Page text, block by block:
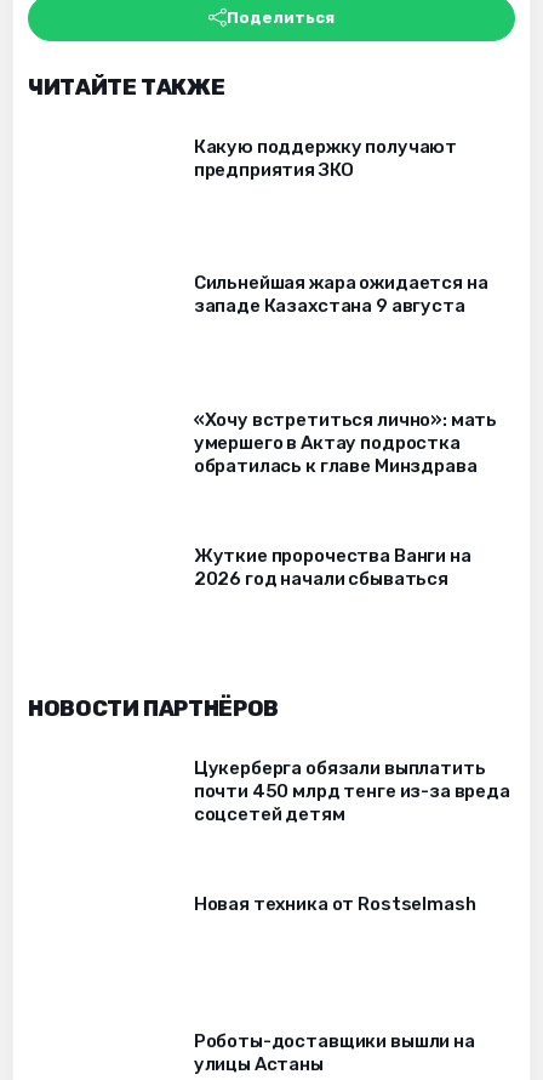
Поделиться
ЧИТАЙТЕ ТАКЖЕ
Какую поддержку получают
предприятия ЗКО
Сильнейшая жара ожидается на
западе Казахстана 9 августа
«Хочу встретиться лично»: мать
умершего в Актау подростка
обратилась к главе Минздрава
Жуткие пророчества Ванги на
2026 год начали сбываться
НОВОСТИ ПАРТНЁРОВ
Цукерберга обязали выплатить
почти 450 млрд тенге из-за вреда
соцсетей детям
Новая техника от Rostselmash
Роботы-доставщики вышли на
улицы Астаны